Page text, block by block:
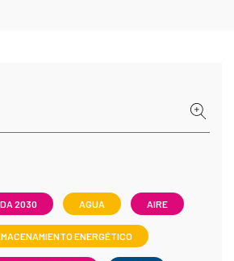
2030 AGUA AIRE
ENERGÉTICO